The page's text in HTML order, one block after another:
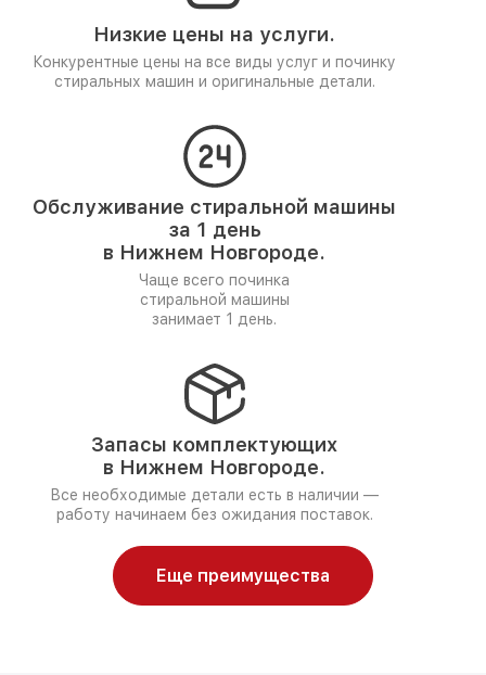
Низкие цены на услуги.
Конкурентные цены на все виды услуг и починку
стиральных машин и оригинальные детали.
Обслуживание стиральной машины
за 1 день
в Нижнем Новгороде.
Чаще всего починка
стиральной машины
занимает 1 день.
Запасы комплектующих
в Нижнем Новгороде.
Все необходимые детали есть в наличии —
работу начинаем без ожидания поставок.
Еще преимущества